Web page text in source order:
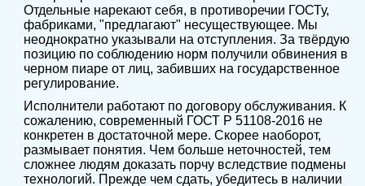
Отдельные нарекают себя, в противоречии ГОСТу,
фабриками, "предлагают" несуществующее. Мы
неоднократно указывали на отступления. За твёрдую
позицию по соблюдению норм получили обвинения в
черном пиаре от лиц, забивших на государственное
регулирование.
Исполнители работают по договору обслуживания. К
сожалению, современный ГОСТ Р 51108-2016 не
конкретен в достаточной мере. Скорее наоборот,
размывает понятия. Чем больше неточностей, тем
сложнее людям доказать порчу вследствие подмены
технологий. Прежде чем сдать, убедитесь в наличии